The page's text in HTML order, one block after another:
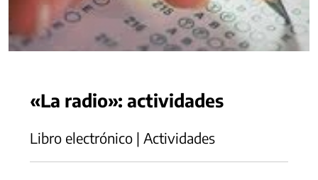
«La radio»: actividades
Libro electrónico | Actividades